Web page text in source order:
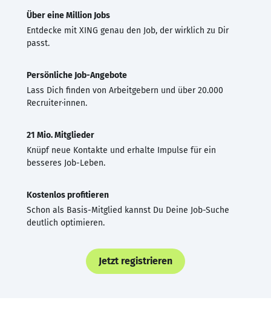
Über eine Million Jobs
Entdecke mit XING genau den Job, der wirklich zu Dir
passt.
Persönliche Job-Angebote
Lass Dich finden von Arbeitgebern und über 20.000
Recruiter·innen.
21 Mio. Mitglieder
Knüpf neue Kontakte und erhalte Impulse für ein
besseres Job-Leben.
Kostenlos profitieren
Schon als Basis-Mitglied kannst Du Deine Job-Suche
deutlich optimieren.
Jetzt registrieren